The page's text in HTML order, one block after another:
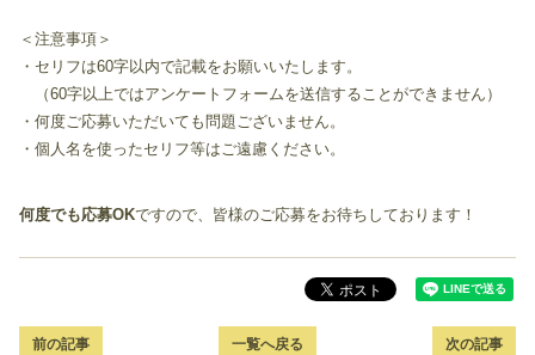
＜注意事項＞
・セリフは60字以内で記載をお願いいたします。
（60字以上ではアンケートフォームを送信することができません）
・何度ご応募いただいても問題ございません。
・個人名を使ったセリフ等はご遠慮ください。
何度でも応募OKですので、皆様のご応募をお待ちしております！
前の記事 一覧へ戻る 次の記事